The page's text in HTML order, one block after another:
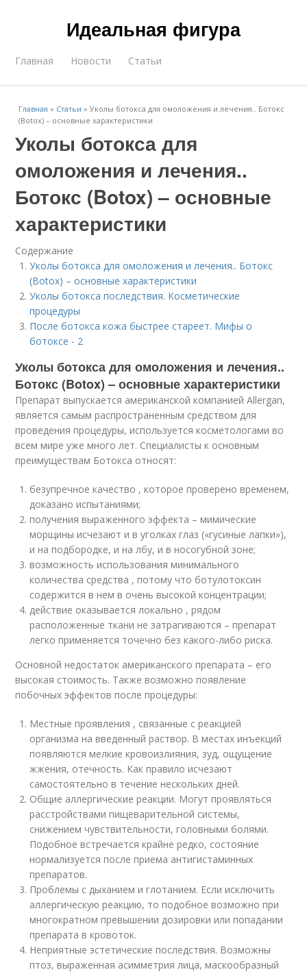
Идеальная фигура
Главная Новости Статьи
Главная » Статьи »Уколы ботокса для омоложения и лечения.. Ботокс
(Botox) – основные характеристики
Уколы ботокса для
омоложения и лечения..
Ботокс (Botox) – основные
характеристики
Содержание
Уколы ботокса для омоложения и лечения.. Ботокс
(Botox) – основные характеристики
Уколы ботокса последствия. Косметические
процедуры
После ботокса кожа быстрее стареет. Мифы о
ботоксе - 2
Уколы ботокса для омоложения и лечения..
Ботокс (Botox) – основные характеристики
Препарат выпускается американской компанией Allergan,
является самым распространенным средством для
проведения процедуры, используется косметологами во
всем мире уже много лет. Специалисты к основным
преимуществам Ботокса относят:
безупречное качество , которое проверено временем,
доказано испытаниями;
получения выраженного эффекта – мимические
морщины исчезают и в уголках глаз («гусиные лапки»),
и на подбородке, и на лбу, и в носогубной зоне;
возможность использования минимального
количества средства , потому что ботулотоксин
содержится в нем в очень высокой концентрации;
действие оказывается локально , рядом
расположенные ткани не затрагиваются – препарат
легко применяется точечно без какого-либо риска.
Основной недостаток американского препарата – его
высокая стоимость. Также возможно появление
побочных эффектов после процедуры:
Местные проявления , связанные с реакцией
организма на введенный раствор. В местах инъекций
появляются мелкие кровоизлияния, зуд, ощущение
жжения, отечность. Как правило исчезают
самостоятельно в течение нескольких дней.
Общие аллергические реакции. Могут проявляться
расстройствами пищеварительной системы,
снижением чувствительности, головными болями.
Подобное встречается крайне редко, состояние
нормализуется после приема антигистаминных
препаратов.
Проблемы с дыханием и глотанием. Если исключить
аллергическую реакцию, то подобное возможно при
многократном превышении дозировки или попадании
препарата в кровоток.
Неприятные эстетические последствия. Возможны
птоз, выраженная асимметрия лица, маскообразный